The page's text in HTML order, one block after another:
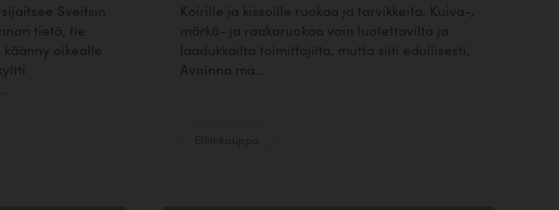
Sveitsin
tietä, tie
käänny oikealle
Koirille ja kissoille ruokaa ja tarvikkeita. Kuiva-,
märkä- ja raakaruokaa vain luotettavilta ja
laadukkailta toimittajilta, mutta silti edullisesti.
Avoinna ma...